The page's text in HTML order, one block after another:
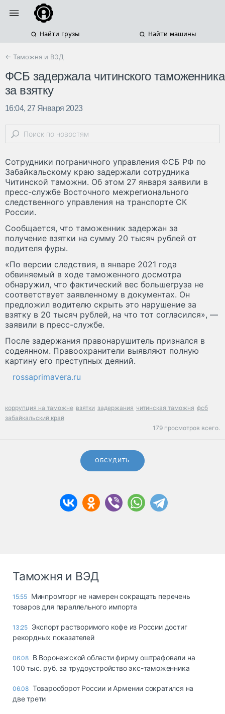
Найти грузы Найти машины
← Таможня и ВЭД
ФСБ задержала читинского таможенника
за взятку
16:04, 27 Января 2023
Сотрудники пограничного управления ФСБ РФ по
Забайкальскому краю задержали сотрудника
Читинской таможни. Об этом 27 января заявили в
пресс-службе Восточного межрегионального
следственного управления на транспорте СК
России.
Сообщается, что таможенник задержан за
получение взятки на сумму 20 тысяч рублей от
водителя фуры.
«По версии следствия, в январе 2021 года
обвиняемый в ходе таможенного досмотра
обнаружил, что фактический вес большегруза не
соответствует заявленному в документах. Он
предложил водителю скрыть это нарушение за
взятку в 20 тысяч рублей, на что тот согласился», —
заявили в пресс-службе.
После задержания правонарушитель признался в
содеянном. Правоохранители выявляют полную
картину его преступных деяний.
rossaprimavera.ru
коррупция на таможне взятки задержания читинская таможня фсб
забайкальский край
179 просмотров всего.
ОБСУДИТЬ
Таможня и ВЭД
15:55 Минпромторг не намерен сокращать перечень
товаров для параллельного импорта
13:25 Экспорт растворимого кофе из России достиг
рекордных показателей
06.08 В Воронежской области фирму оштрафовали на
100 тыс. руб. за трудоустройство экс-таможенника
06.08 Товарооборот России и Армении сократился на
две трети